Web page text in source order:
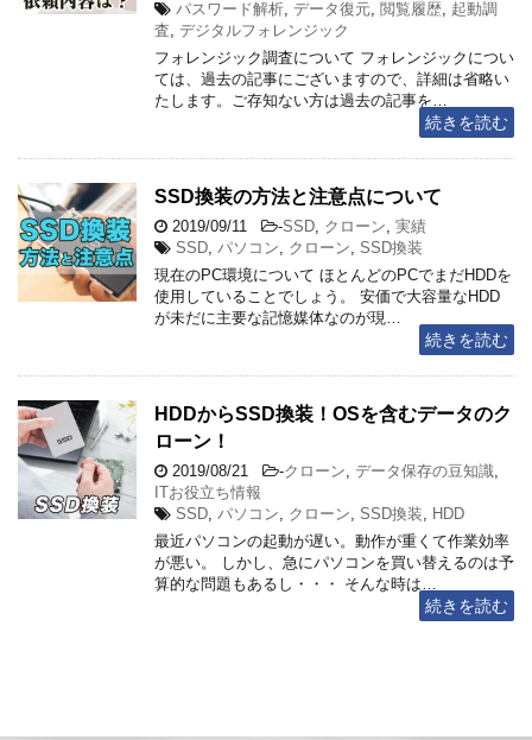
パスワード解析 データ復元 閲覧履歴 起動調
査 デジタルフォレンジック
フォレンジック調査について フォレンジックについ
ては、過去の記事にございますので、詳細は省略い
たします。ご存知ない方は過去の記事を…
続きを読む
SSD換装の方法と注意点について
2019/09/11 -SSD クローン 実績
SSD パソコン クローン SSD換装
現在のPC環境について ほとんどのPCでまだHDDを
使用していることでしょう。 安価で大容量なHDD
が未だに主要な記憶媒体なのが現…
続きを読む
HDDからSSD換装！OSを含むデータのク
ローン！
2019/08/21 -クローン データ保存の豆知識
ITお役立ち情報
SSD パソコン クローン SSD換装
HDD
最近パソコンの起動が遅い。動作が重くて作業効率
が悪い。 しかし、急にパソコンを買い替えるのは予
算的な問題もあるし・・・ そんな時は…
続きを読む